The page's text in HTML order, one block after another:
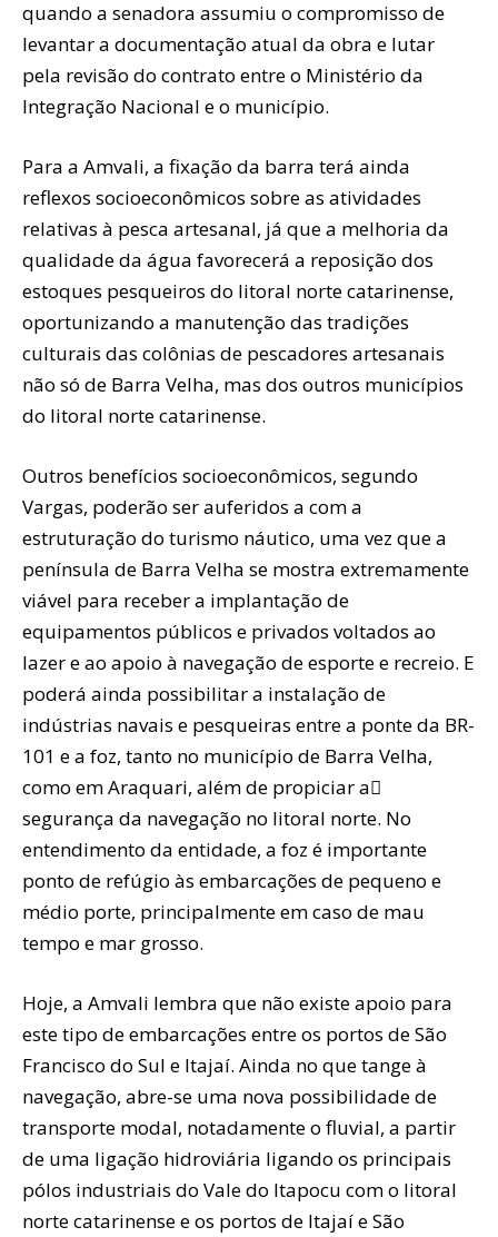
quando a senadora assumiu o compromisso de
levantar a documentação atual da obra e lutar
pela revisão do contrato entre o Ministério da
Integração Nacional e o município.
Para a Amvali, a fixação da barra terá ainda
reflexos socioeconômicos sobre as atividades
relativas à pesca artesanal, já que a melhoria da
qualidade da água favorecerá a reposição dos
estoques pesqueiros do litoral norte catarinense,
oportunizando a manutenção das tradições
culturais das colônias de pescadores artesanais
não só de Barra Velha, mas dos outros municípios
do litoral norte catarinense.
Outros benefícios socioeconômicos, segundo
Vargas, poderão ser auferidos a com a
estruturação do turismo náutico, uma vez que a
península de Barra Velha se mostra extremamente
viável para receber a implantação de
equipamentos públicos e privados voltados ao
lazer e ao apoio à navegação de esporte e recreio. E
poderá ainda possibilitar a instalação de
indústrias navais e pesqueiras entre a ponte da BR-
101 e a foz, tanto no município de Barra Velha,
como em Araquari, além de propiciar a
segurança da navegação no litoral norte. No
entendimento da entidade, a foz é importante
ponto de refúgio às embarcações de pequeno e
médio porte, principalmente em caso de mau
tempo e mar grosso.
Hoje, a Amvali lembra que não existe apoio para
este tipo de embarcações entre os portos de São
Francisco do Sul e Itajaí. Ainda no que tange à
navegação, abre-se uma nova possibilidade de
transporte modal, notadamente o fluvial, a partir
de uma ligação hidroviária ligando os principais
pólos industriais do Vale do Itapocu com o litoral
norte catarinense e os portos de Itajaí e São